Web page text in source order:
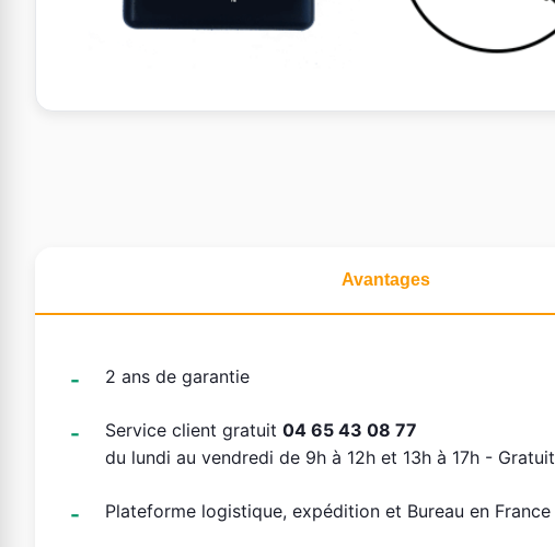
Avantages
2 ans de garantie
Service client gratuit 04 65 43 08 77
du lundi au vendredi de 9h à 12h et 13h à 17h - Gratuit
Plateforme logistique, expédition et Bureau en France